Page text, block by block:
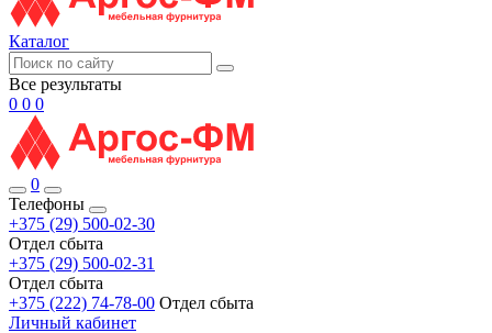
Каталог
Все результаты
0 0 0
0
Телефоны
+375 (29) 500-02-30
Отдел сбыта
+375 (29) 500-02-31
Отдел сбыта
+375 (222) 74-78-00 Отдел сбыта
Личный кабинет